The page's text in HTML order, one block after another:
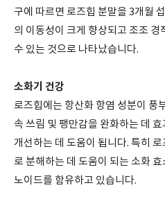
구에 따르면 로즈힙 분말을 3개월
의 이동성이 크게 향상되고 조조 경
수 있는 것으로 나타났습니다.
소화기 건강
로즈힙에는 항산화 항염 성분이 풍
속 쓰림 및 팽만감을 완화하는 데
개선하는 데 도움이 됩니다. 특히
로 분해하는 데 도움이 되는 소화
노이드를 함유하고 있습니다.